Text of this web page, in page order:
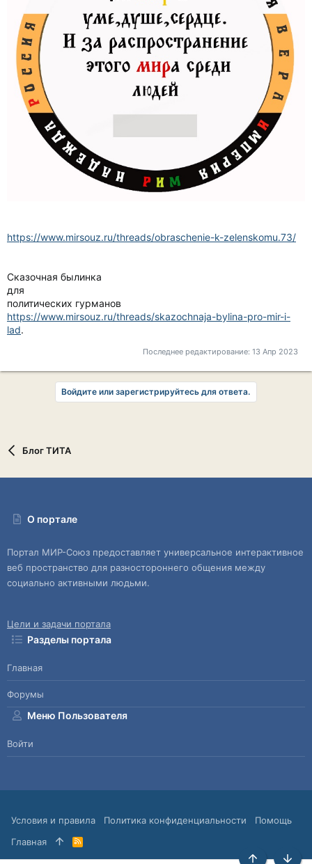
https://www.mirsouz.ru/threads/obraschenie-k-zelenskomu.73/
Сказочная былинка
для
политических гурманов
https://www.mirsouz.ru/threads/skazochnaja-bylina-pro-mir-i-
lad.
Последнее редактирование: 13 Апр 2023
Войдите или зарегистрируйтесь для ответа.
Блог ТИТА
О портале
Портал МИР-Союз предоставляет универсальное интерактивное
веб пространство для разностороннего общения между
социально активными людьми.
Цели и задачи портала
Разделы портала
Главная
Форумы
Меню Пользователя
Войти
Условия и правила Политика конфиденциальности
Помощь
Главная
R
S